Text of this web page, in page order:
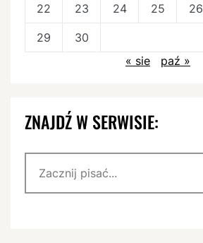
22 23 24 25 26
29
30
« sie
paź »
ZNAJDŹ W SERWISIE: